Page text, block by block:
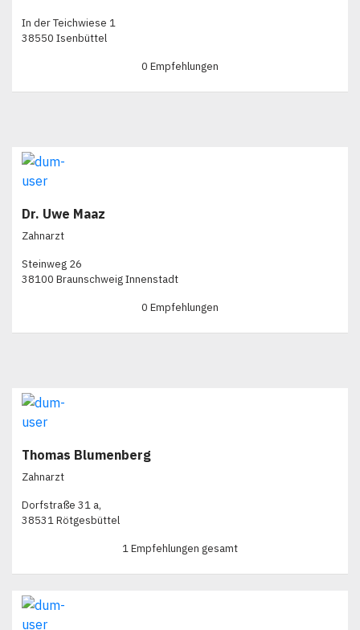
In der Teichwiese 1
38550 Isenbüttel
0 Empfehlungen
Dr. Uwe Maaz
Zahnarzt
Steinweg 26
38100 Braunschweig Innenstadt
0 Empfehlungen
Thomas Blumenberg
Zahnarzt
Dorfstraße 31 a,
38531 Rötgesbüttel
1 Empfehlungen gesamt